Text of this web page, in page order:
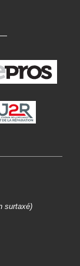
et d'utiliser les
:
de la carrosserie
ajuster, et
véhicules. Voici
en carrosserie
et ajuster les
pour des
sur mesure.
enlever les
surtaxé)